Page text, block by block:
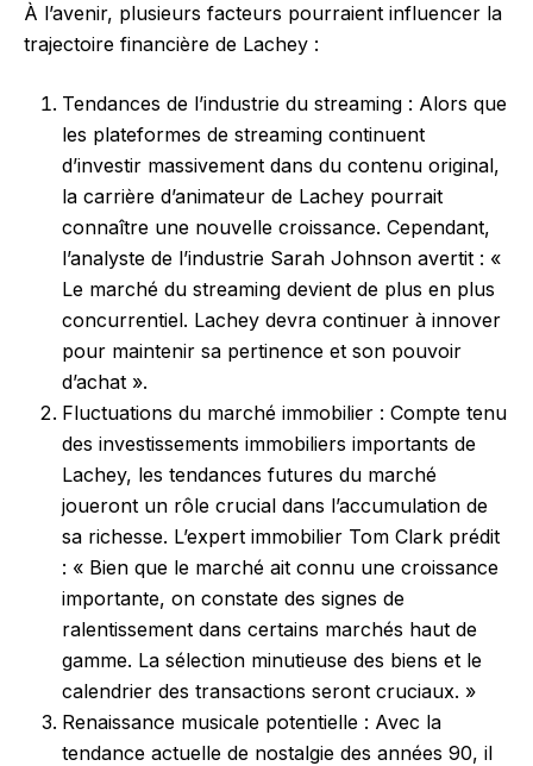
À l’avenir, plusieurs facteurs pourraient influencer la
trajectoire financière de Lachey :
Tendances de l’industrie du streaming : Alors que
les plateformes de streaming continuent
d’investir massivement dans du contenu original,
la carrière d’animateur de Lachey pourrait
connaître une nouvelle croissance. Cependant,
l’analyste de l’industrie Sarah Johnson avertit : «
Le marché du streaming devient de plus en plus
concurrentiel. Lachey devra continuer à innover
pour maintenir sa pertinence et son pouvoir
d’achat ».
Fluctuations du marché immobilier : Compte tenu
des investissements immobiliers importants de
Lachey, les tendances futures du marché
joueront un rôle crucial dans l’accumulation de
sa richesse. L’expert immobilier Tom Clark prédit
: « Bien que le marché ait connu une croissance
importante, on constate des signes de
ralentissement dans certains marchés haut de
gamme. La sélection minutieuse des biens et le
calendrier des transactions seront cruciaux. »
Renaissance musicale potentielle : Avec la
tendance actuelle de nostalgie des années 90, il